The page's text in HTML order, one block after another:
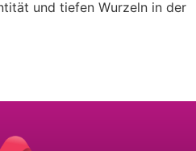
und tiefen Wurzeln in der